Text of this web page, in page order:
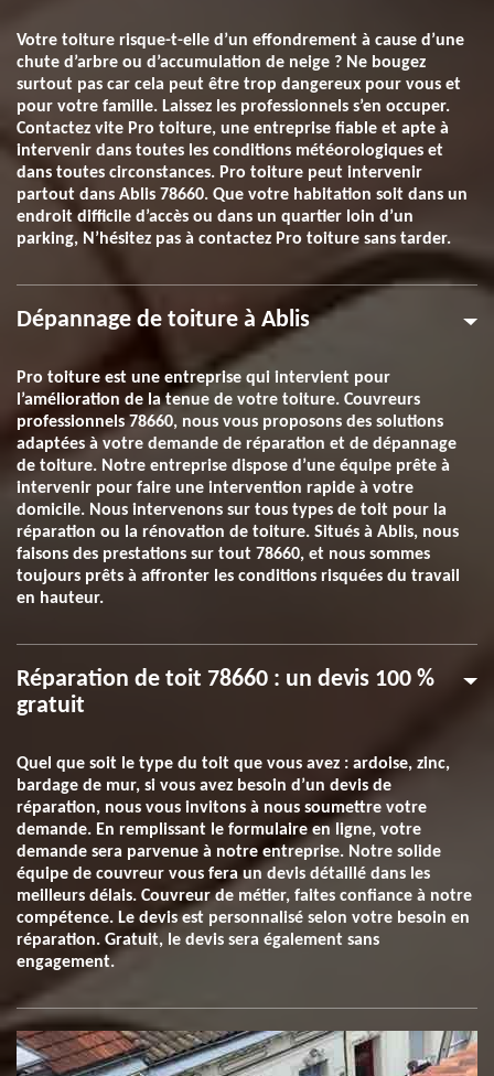
Votre toiture risque-t-elle d’un effondrement à cause d’une
chute d’arbre ou d’accumulation de neige ? Ne bougez
surtout pas car cela peut être trop dangereux pour vous et
pour votre famille. Laissez les professionnels s’en occuper.
Contactez vite Pro toiture, une entreprise fiable et apte à
intervenir dans toutes les conditions météorologiques et
dans toutes circonstances. Pro toiture peut intervenir
partout dans Ablis 78660. Que votre habitation soit dans un
endroit difficile d’accès ou dans un quartier loin d’un
parking, N’hésitez pas à contactez Pro toiture sans tarder.
Dépannage de toiture à Ablis
Pro toiture est une entreprise qui intervient pour
l’amélioration de la tenue de votre toiture. Couvreurs
professionnels 78660, nous vous proposons des solutions
adaptées à votre demande de réparation et de dépannage
de toiture. Notre entreprise dispose d’une équipe prête à
intervenir pour faire une intervention rapide à votre
domicile. Nous intervenons sur tous types de toit pour la
réparation ou la rénovation de toiture. Situés à Ablis, nous
faisons des prestations sur tout 78660, et nous sommes
toujours prêts à affronter les conditions risquées du travail
en hauteur.
Réparation de toit 78660 : un devis 100 %
gratuit
Quel que soit le type du toit que vous avez : ardoise, zinc,
bardage de mur, si vous avez besoin d’un devis de
réparation, nous vous invitons à nous soumettre votre
demande. En remplissant le formulaire en ligne, votre
demande sera parvenue à notre entreprise. Notre solide
équipe de couvreur vous fera un devis détaillé dans les
meilleurs délais. Couvreur de métier, faites confiance à notre
compétence. Le devis est personnalisé selon votre besoin en
réparation. Gratuit, le devis sera également sans
engagement.